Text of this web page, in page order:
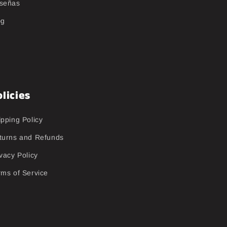
Policy
and Refunds
Policy
of Service